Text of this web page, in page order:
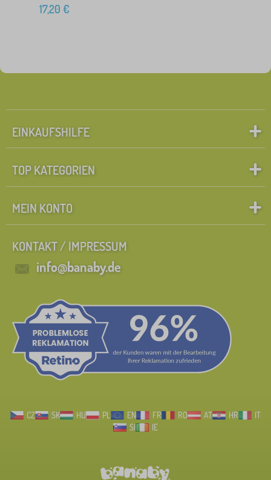
17,20 €
EINKAUFSHILFE
TOP KATEGORIEN
MEIN KONTO
KONTAKT / IMPRESSUM
info@banaby.de
CZ SK HU PL EN FR RO AT HR
IT
SI
IE